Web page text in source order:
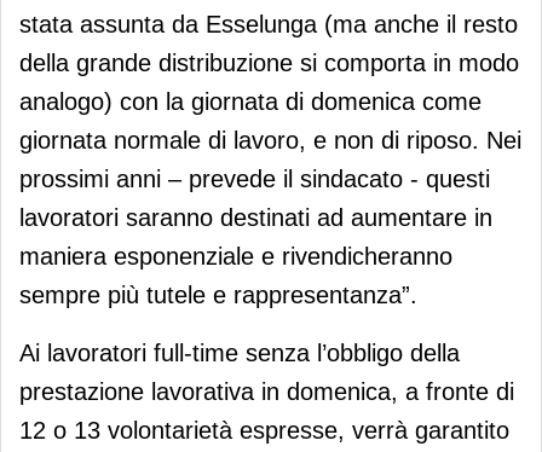
stata assunta da Esselunga (ma anche il resto
della grande distribuzione si comporta in modo
analogo) con la giornata di domenica come
giornata normale di lavoro, e non di riposo. Nei
prossimi anni – prevede il sindacato - questi
lavoratori saranno destinati ad aumentare in
maniera esponenziale e rivendicheranno
sempre più tutele e rappresentanza”.
Ai lavoratori full-time senza l’obbligo della
prestazione lavorativa in domenica, a fronte di
12 o 13 volontarietà espresse, verrà garantito